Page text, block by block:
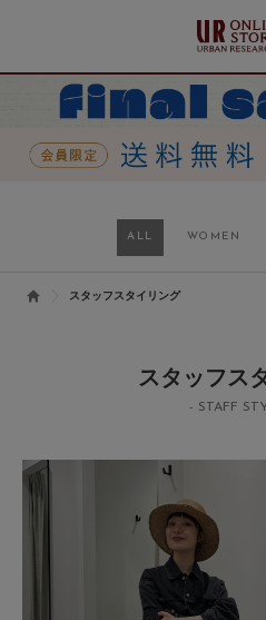
ALL WOMEN
スタッフスタイリング
スタッフス
- STAFF